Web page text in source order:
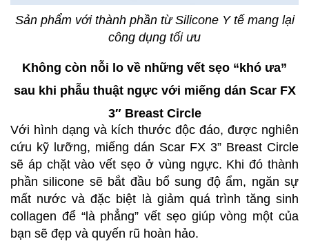
Sản phẩm với thành phần từ Silicone Y tế mang lại
công dụng tối ưu
Không còn nỗi lo về những vết sẹo “khó ưa”
sau khi phẫu thuật ngực với miếng dán Scar FX
3″ Breast Circle
Với hình dạng và kích thước độc đáo, được nghiên
cứu kỹ lưỡng, miếng dán Scar FX 3” Breast Circle
sẽ áp chặt vào vết sẹo ở vùng ngực. Khi đó thành
phần silicone sẽ bắt đầu bổ sung độ ẩm, ngăn sự
mất nước và đặc biệt là giảm quá trình tăng sinh
collagen để “là phẳng” vết sẹo giúp vòng một của
bạn sẽ đẹp và quyến rũ hoàn hảo.